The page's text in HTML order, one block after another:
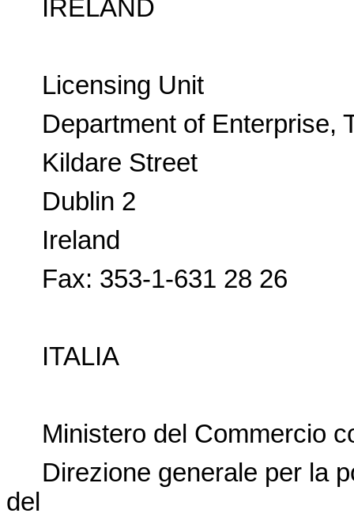
IRELAND
Licensing Unit
Department of Enterprise,
Kildare Street
Dublin 2
Ireland
Fax: 353-1-631 28 26
ITALIA
Ministero del Commercio
Direzione generale per la
del